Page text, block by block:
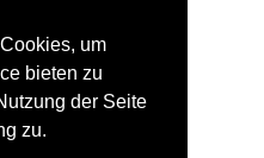
um
bieten zu
der Seite
zu.